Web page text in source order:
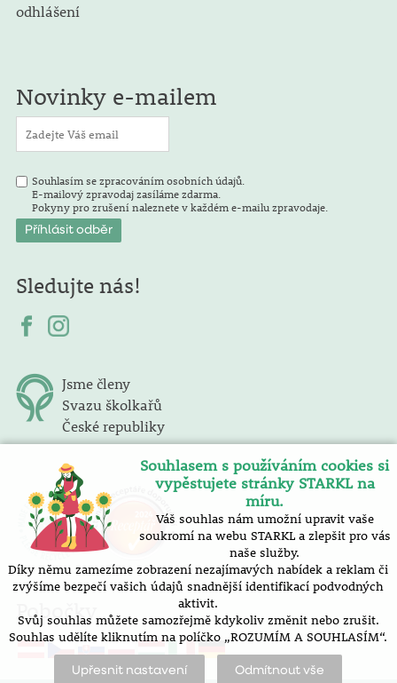
odhlášení
Novinky e-mailem
Souhlasím se zpracováním osobních údajů.
E-mailový zpravodaj zasíláme zdarma.
Pokyny pro zrušení naleznete v každém e-mailu zpravodaje.
Sledujte nás!
Jsme členy
Svazu školkařů
České republiky
Pobočky
Souhlasem s používáním cookies si
vypěstujete stránky STARKL na
míru.
Váš souhlas nám umožní upravit vaše
soukromí na webu STARKL a zlepšit pro vás
naše služby.
Díky němu zamezíme zobrazení nezajímavých nabídek a reklam či
zvýšíme bezpečí vašich údajů snadnější identifikací podvodných
aktivit.
Svůj souhlas můžete samozřejmě kdykoliv změnit nebo zrušit.
Souhlas udělíte kliknutím na políčko „ROZUMÍM A SOUHLASÍM“.
Upřesnit nastavení Odmítnout vše